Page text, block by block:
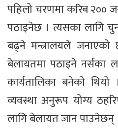
पहिलो चरणमा करिब २००
पठाइनेछ । त्यसका लागि
बढ्ने मन्त्रालयले
बेलायतमा पठाइने नर्सका
कार्यतालिका बनेको
व्यवस्था अनुरूप योग्य
लागि बेलायत जान पाउनेछन्